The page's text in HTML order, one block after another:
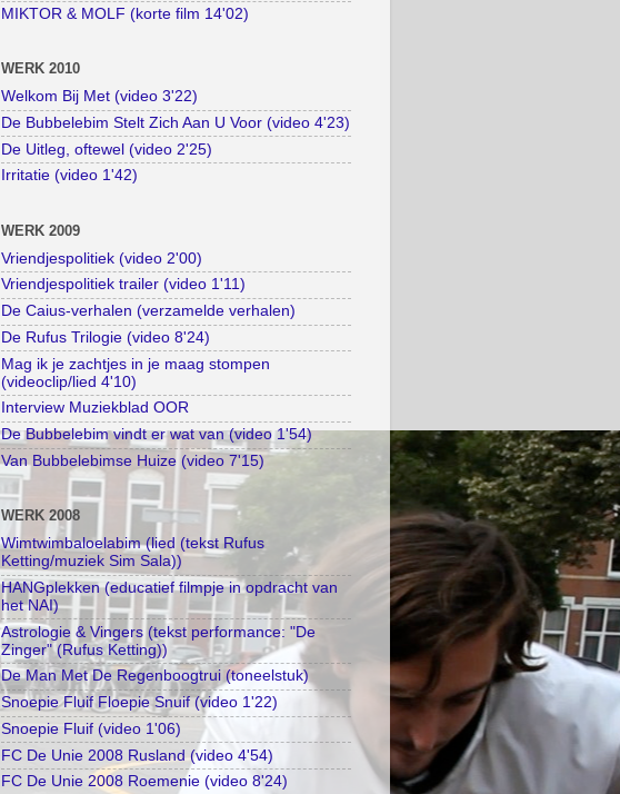
MIKTOR & MOLF (korte film 14'02)
WERK 2010
Welkom Bij Met (video 3'22)
De Bubbelebim Stelt Zich Aan U Voor (video 4'23)
De Uitleg, oftewel (video 2'25)
Irritatie (video 1'42)
WERK 2009
Vriendjespolitiek (video 2'00)
Vriendjespolitiek trailer (video 1'11)
De Caius-verhalen (verzamelde verhalen)
De Rufus Trilogie (video 8'24)
Mag ik je zachtjes in je maag stompen
(videoclip/lied 4'10)
Interview Muziekblad OOR
De Bubbelebim vindt er wat van (video 1'54)
Van Bubbelebimse Huize (video 7'15)
WERK 2008
Wimtwimbaloelabim (lied (tekst Rufus
Ketting/muziek Sim Sala))
HANGplekken (educatief filmpje in opdracht van
het NAI)
Astrologie & Vingers (tekst performance: "De
Zinger" (Rufus Ketting))
De Man Met De Regenboogtrui (toneelstuk)
Snoepie Fluif Floepie Snuif (video 1'22)
Snoepie Fluif (video 1'06)
FC De Unie 2008 Rusland (video 4'54)
FC De Unie 2008 Roemenie (video 8'24)